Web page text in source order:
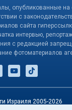
опубликованные на
с
сайта
интервью,
с редакцией
фотоматериалов
Израиля 2005-2026